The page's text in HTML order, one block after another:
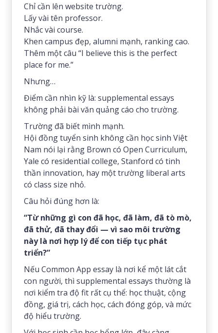
Chỉ cần lên website trường.
Lấy vài tên professor.
Nhắc vài course.
Khen campus đẹp, alumni mạnh, ranking cao.
Thêm một câu “I believe this is the perfect
place for me.”
Nhưng…
Điểm cần nhìn kỹ là: supplemental essays
không phải bài văn quảng cáo cho trường.
Trường đã biết mình mạnh.
Hội đồng tuyển sinh không cần học sinh Việt
Nam nói lại rằng Brown có Open Curriculum,
Yale có residential college, Stanford có tinh
thần innovation, hay một trường liberal arts
có class size nhỏ.
Câu hỏi đúng hơn là:
“Từ những gì con đã học, đã làm, đã tò mò,
đã thử, đã thay đổi — vì sao môi trường
này là nơi hợp lý để con tiếp tục phát
triển?”
Nếu Common App essay là nơi kể một lát cắt
con người, thì supplemental essays thường là
nơi kiểm tra độ fit rất cụ thể: học thuật, cộng
đồng, giá trị, cách học, cách đóng góp, và mức
độ hiểu trường.